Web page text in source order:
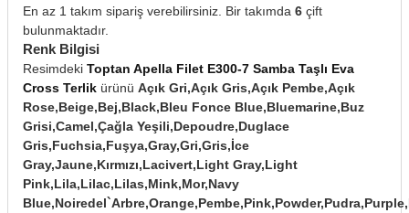
En az 1 takım sipariş verebilirsiniz. Bir takımda 6 çift
bulunmaktadır.
Renk Bilgisi
Resimdeki Toptan Apella Filet E300-7 Samba Taşlı Eva
Cross Terlik ürünü Açık Gri,Açık Gris,Açık Pembe,Açık
Rose,Beige,Bej,Black,Bleu Fonce Blue,Bluemarine,Buz
Grisi,Camel,Çağla Yeşili,Depoudre,Duglace
Gris,Fuchsia,Fuşya,Gray,Gri,Gris,İce
Gray,Jaune,Kırmızı,Lacivert,Light Gray,Light
Pink,Lila,Lilac,Lilas,Mink,Mor,Navy